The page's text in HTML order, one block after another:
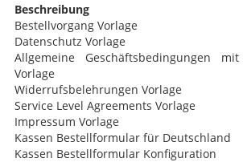
Beschreibung
Bestellvorgang Vorlage
Datenschutz Vorlage
Allgemeine Geschäftsbedingungen
Vorlage
Widerrufsbelehrungen Vorlage
Service Level Agreements Vorlage
Impressum Vorlage
Kassen Bestellformular für Deutschland
Kassen Bestellformular Konfiguration